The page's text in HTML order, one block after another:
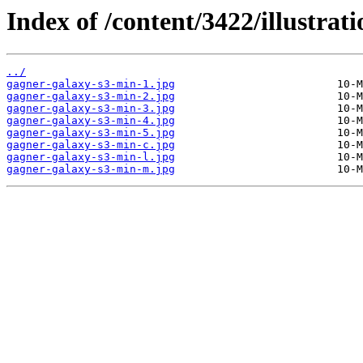
Index of /content/3422/
../
gagner-galaxy-s3-min-1.jpg
gagner-galaxy-s3-min-2.jpg
gagner-galaxy-s3-min-3.jpg
gagner-galaxy-s3-min-4.jpg
gagner-galaxy-s3-min-5.jpg
gagner-galaxy-s3-min-c.jpg
gagner-galaxy-s3-min-l.jpg
gagner-galaxy-s3-min-m.jpg